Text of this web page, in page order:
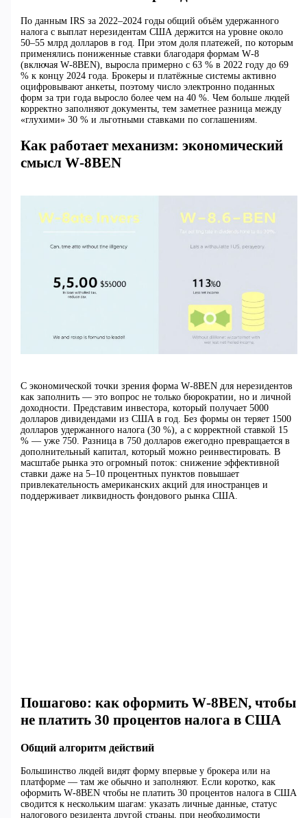
По данным IRS за 2022–2024 годы общий объём удержанного
налога с выплат нерезидентам США держится на уровне около
50–55 млрд долларов в год. При этом доля платежей, по которым
применялись пониженные ставки благодаря формам W‑8
(включая W‑8BEN), выросла примерно с 63 % в 2022 году до 69
% к концу 2024 года. Брокеры и платёжные системы активно
оцифровывают анкеты, поэтому число электронно поданных
форм за три года выросло более чем на 40 %. Чем больше людей
корректно заполняют документы, тем заметнее разница между
«глухими» 30 % и льготными ставками по соглашениям.
Как работает механизм: экономический
смысл W‑8BEN
С экономической точки зрения форма W‑8BEN для нерезидентов
как заполнить — это вопрос не только бюрократии, но и личной
доходности. Представим инвестора, который получает 5000
долларов дивидендами из США в год. Без формы он теряет 1500
долларов удержанного налога (30 %), а с корректной ставкой 15
% — уже 750. Разница в 750 долларов ежегодно превращается в
дополнительный капитал, который можно реинвестировать. В
масштабе рынка это огромный поток: снижение эффективной
ставки даже на 5–10 процентных пунктов повышает
привлекательность американских акций для иностранцев и
поддерживает ликвидность фондового рынка США.
Пошагово: как оформить W‑8BEN, чтобы
не платить 30 процентов налога в США
Общий алгоритм действий
Большинство людей видят форму впервые у брокера или на
платформе — там же обычно и заполняют. Если коротко, как
оформить W‑8BEN чтобы не платить 30 процентов налога в США
сводится к нескольким шагам: указать личные данные, статус
налогового резидента другой страны, при необходимости